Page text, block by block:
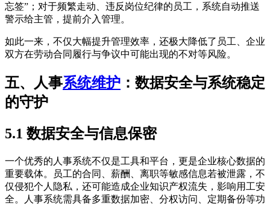
忘签”；对于频繁走动、违反岗位纪律的员工，系统自动推送
警示给主管，提前介入管理。
如此一来，不仅大幅提升管理效率，还极大降低了员工、企业
双方在劳动合同履行与争议中可能出现的不对等风险。
五、人事系统维护 ：数据安全与系统稳定
的守护
5.1 数据安全与信息保密
一个优秀的人事系统不仅是工具和平台，更是企业核心数据的
重要载体。员工的合同、薪酬、离职等敏感信息若被泄露，不
仅侵犯个人隐私，还可能造成企业知识产权流失，影响用工安
全。人事系统需具备多重数据加密、分权访问、定期备份等功